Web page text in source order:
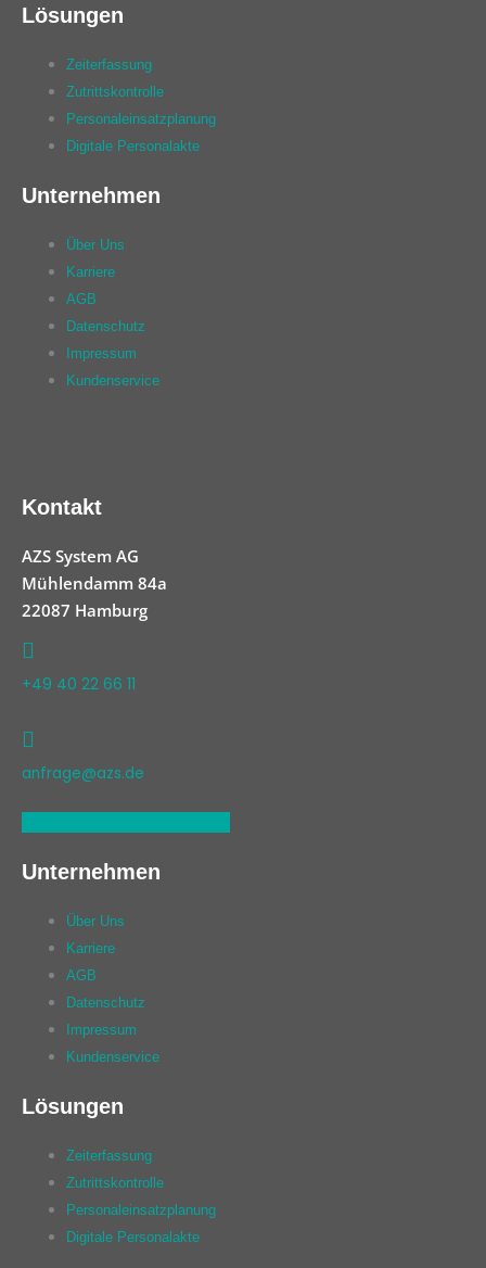
Lösungen
Zeiterfassung
Zutrittskontrolle
Personaleinsatzplanung
Digitale Personalakte
Unternehmen
Über Uns
Karriere
AGB
Datenschutz
Impressum
Kundenservice
Kontakt
AZS System AG
Mühlendamm 84a
22087 Hamburg
+49 40 22 66 11
anfrage@azs.de
Unternehmen
Über Uns
Karriere
AGB
Datenschutz
Impressum
Kundenservice
Lösungen
Zeiterfassung
Zutrittskontrolle
Personaleinsatzplanung
Digitale Personalakte